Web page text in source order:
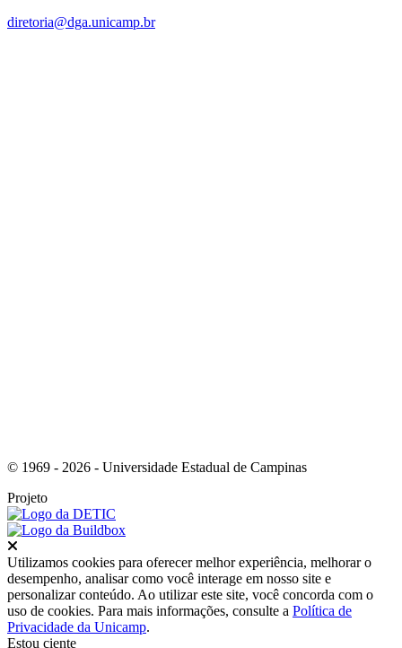
diretoria@dga.unicamp.br
© 1969 - 2026 - Universidade Estadual de Campinas
Projeto
Utilizamos cookies para oferecer melhor experiência, melhorar o
desempenho, analisar como você interage em nosso site e
personalizar conteúdo. Ao utilizar este site, você concorda com o
uso de cookies. Para mais informações, consulte a Política de
Privacidade da Unicamp.
Estou ciente